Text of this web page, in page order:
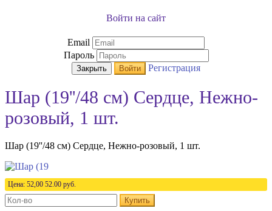
Войти на сайт
Email
Пароль
Закрыть Войти Регистрация
Шар (19''/48 см) Сердце, Нежно-
розовый, 1 шт.
Шар (19''/48 см) Сердце, Нежно-розовый, 1 шт.
Цена: 52,00 52.00 руб.
Купить